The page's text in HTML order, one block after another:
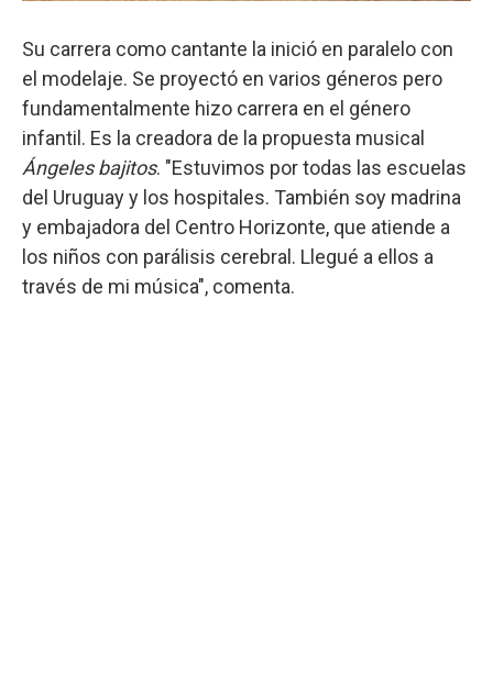
Su carrera como cantante la inició en paralelo con
el modelaje. Se proyectó en varios géneros pero
fundamentalmente hizo carrera en el género
infantil. Es la creadora de la propuesta musical
Ángeles bajitos. "Estuvimos por todas las escuelas
del Uruguay y los hospitales. También soy madrina
y embajadora del Centro Horizonte, que atiende a
los niños con parálisis cerebral. Llegué a ellos a
través de mi música", comenta.